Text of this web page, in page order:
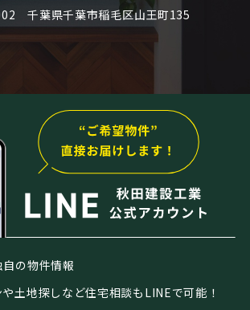
千葉県千葉市稲毛区山王町135
の物件情報
土地探しなど住宅相談もLINEで可能！